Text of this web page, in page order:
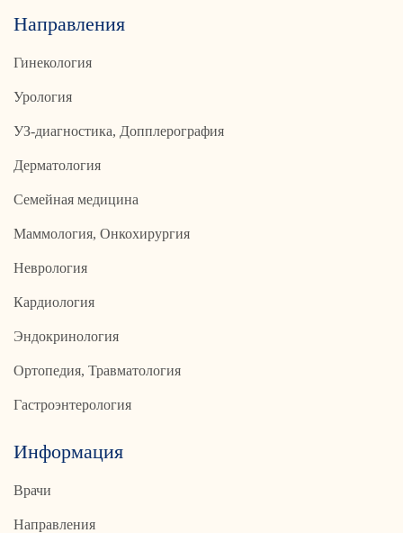
Направления
Гинекология
Урология
УЗ-диагностика, Допплерография
Дерматология
Семейная медицина
Маммология, Онкохирургия
Неврология
Кардиология
Эндокринология
Ортопедия, Травматология
Гастроэнтерология
Информация
Врачи
Направления